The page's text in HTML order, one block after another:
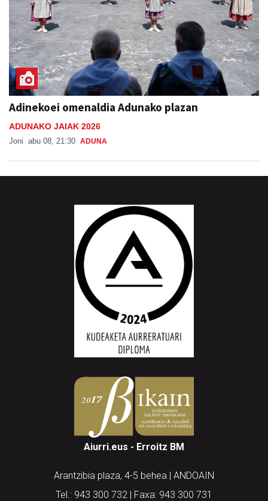
Adinekoei omenaldia Adunako plazan
ADUNAKO JAIAK 2026
Joni abu 08, 21:30 ADUNA
Aiurri.eus - Erroitz BM
Arantzibia plaza, 4-5 behea | ANDOAIN
Tel.: 943 300 732 | Faxa: 943 300 731